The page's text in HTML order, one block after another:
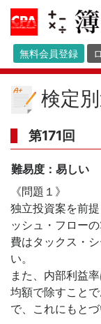
無料会員登録
検定
第171回
難易度：易しい
《問題１》
独立投資案を前
ッシュ・フロー
費はタックス・
い。
また、内部利益
均額で除すこと
で、これにもとづ